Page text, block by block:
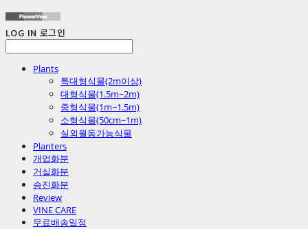
LOG IN 로그인
Plants
특대형식물(2m이상)
대형식물(1.5m~2m)
중형식물(1m~1.5m)
소형식물(50cm~1m)
실외월동가능식물
Planters
개업화분
거실화분
승진화분
Review
VINE CARE
무료배송일정